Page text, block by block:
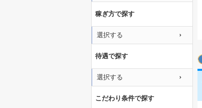
稼ぎ方で探す
選択する
待遇で探す
選択する
こだわり条件で探す